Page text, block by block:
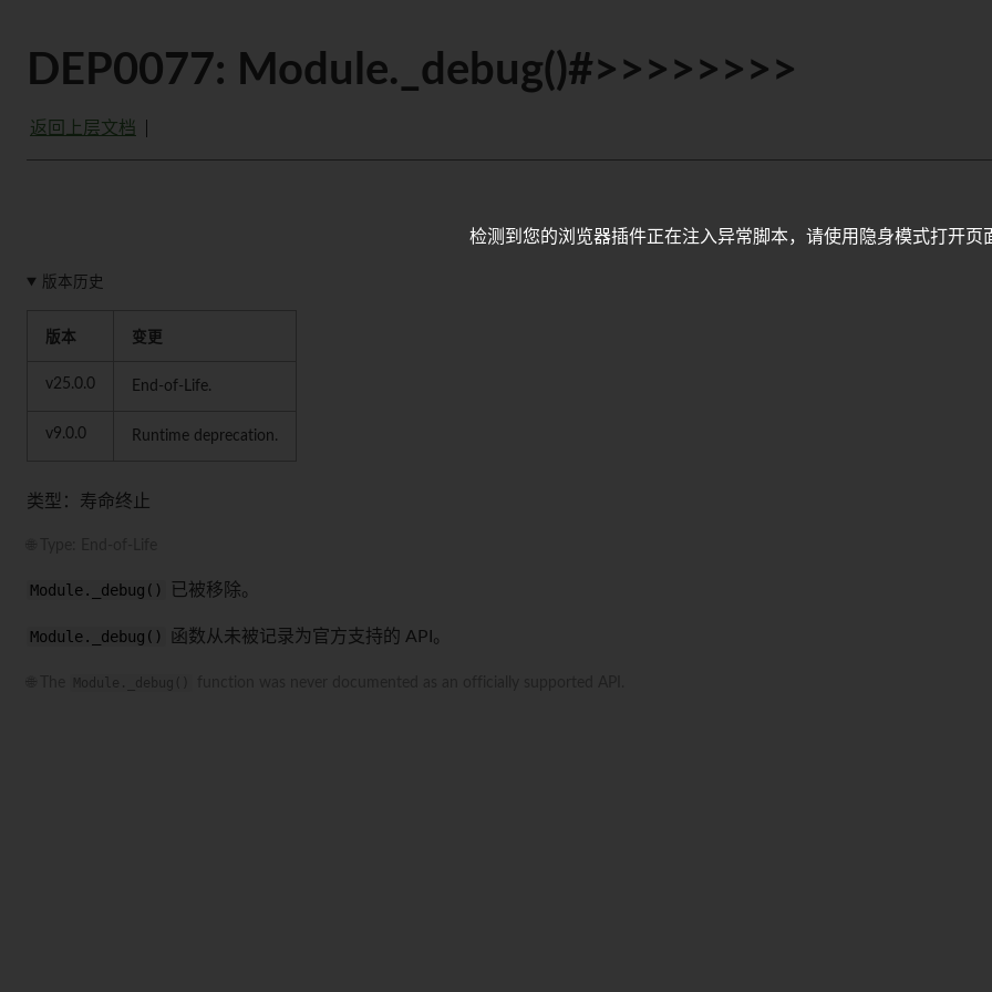
DEP0077: Module._debug()#>>>>>>>>
返回上层文档
版本历史
版本 变更
v25.0.0 End-of-Life.
v9.0.0 Runtime deprecation.
类型：寿命终止
Module._debug() 已被移除。
Module._debug() 函数从未被记录为官方支持的 API。
检测到您的浏览器插件正在注入异常脚本，请使用隐身模式打开页